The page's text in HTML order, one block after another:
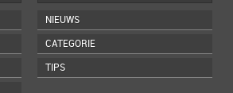
NIEUWS
CATEGORIE
TIPS